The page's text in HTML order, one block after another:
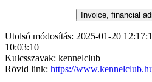
Utolsó módosítás: 2025-01-20
10:03:10
Kulcsszavak: kennelclub
Rövid link: https://